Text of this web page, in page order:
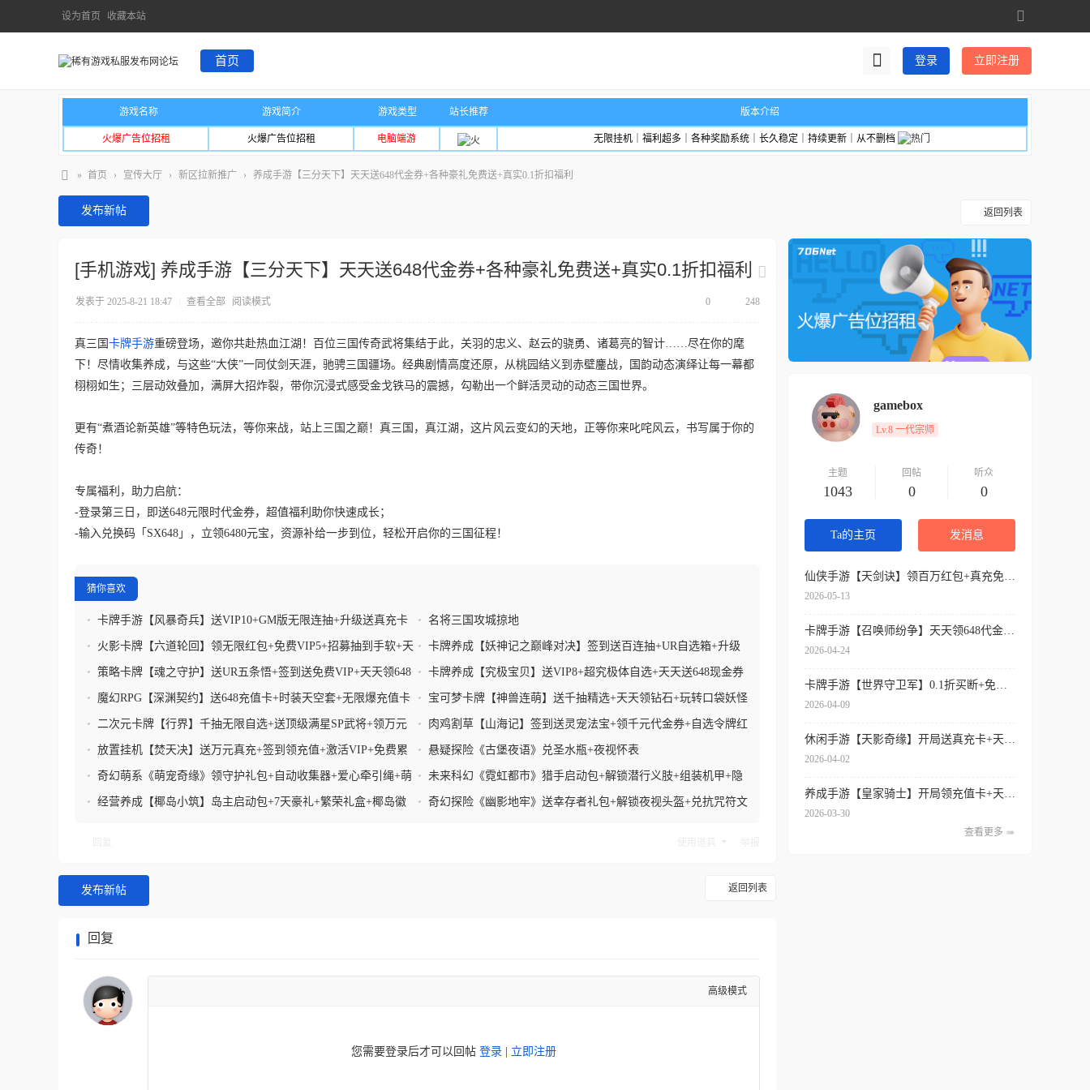
设为首页 收藏本站
切
换
到
宽
首页 登录 立即注册
游戏名称 游戏简介 游戏类型 站长推荐 版本介绍
火爆广告位招租 火爆广告位招租 电脑端游 无限挂机｜福利超多｜各种奖励系统｜长久稳定｜持续更新｜从不删档
» 首页 › 宣传大厅 › 新区拉新推广 › 养成手游【三分天下】天天送648代金券+各种豪礼免费送+真实0.1折扣福利
返回列表
发布新帖
[手机游戏] 养成手游【三分天下】天天送648代金券+各种豪礼免费送+真实0.1折扣福利
248
0
发表于 2025-8-21 18:47 查看全部 阅读模式
真三国 卡牌手游重磅登场，邀你共赴热血江湖！百位三国传奇武将集结于此，关羽的忠义、赵云的骁勇、诸葛亮的智计……尽在你的麾
下！尽情收集养成，与这些“大侠”一同仗剑天涯，驰骋三国疆场。经典剧情高度还原，从桃园结义到赤壁鏖战，国韵动态演绎让每一幕都
栩栩如生；三层动效叠加，满屏大招炸裂，带你沉浸式感受金戈铁马的震撼，勾勒出一个鲜活灵动的动态三国世界。
更有“煮酒论新英雄”等特色玩法，等你来战，站上三国之巅！真三国，真江湖，这片风云变幻的天地，正等你来叱咤风云，书写属于你的
传奇！
专属福利，助力启航：
-登录第三日，即送648元限时代金券，超值福利助你快速成长；
-输入兑换码「SX648」，立领6480元宝，资源补给一步到位，轻松开启你的三国征程！
猜你喜欢
• 卡牌手游【风暴奇兵】送VIP10+GM版无限连抽+升级送真充卡
+内置0.1折扣
• 名将三国攻城掠地
•
火影卡牌【六道轮回】领无限红包+免费VIP5+招募抽到手软+天
天送充值卡
• 卡牌养成【妖神记之巅峰对决】签到送百连抽+UR自选箱+升级
领传奇招募
• 策略卡牌【魂之守护】送UR五条悟+签到送免费VIP+天天领648
代金券+豪华千抽
• 卡牌养成【究极宝贝】送VIP8+超究极体自选+天天送648现金券
+签到领无限抽
•
魔幻RPG【深渊契约】送648充值卡+时装天空套+无限爆充值卡
+免费点券任意花
• 宝可梦卡牌【神兽连萌】送千抽精选+天天领钻石+玩转口袋妖怪
• 二次元卡牌【行界】千抽无限自选+送顶级满星SP武将+领万元
充值卡+免费VIP5
•
肉鸡割草【山海记】签到送灵宠法宝+领千元代金券+自选令牌红
装+豪华千抽大礼
• 放置挂机【焚天决】送万元真充+签到领充值+激活VIP+免费累
充
• 悬疑探险《古堡夜语》兑圣水瓶+夜视怀表
• 奇幻萌系《萌宠奇缘》领守护礼包+自动收集器+爱心牵引绳+萌
宠皮肤盲盒
• 未来科幻《霓虹都市》猎手启动包+解锁潜行义肢+组装机甲+隐
身迷彩披风
• 经营养成【椰岛小筑】岛主启动包+7天豪礼+繁荣礼盒+椰岛徽
• 奇幻探险《幽影地牢》送幸存者礼包+解锁夜视头盔+兑抗咒符文
返回列表
发布新帖
回复
高级模式
您需要登录后才可以回帖 登录 立即注册
gamebox
Lv.8 一代宗师
主题
1043
回帖
0
听众
0
Ta的主页 发消息
2026-05-13
2026-04-24
2026-04-09
2026-04-02
2026-03-30
查看更多